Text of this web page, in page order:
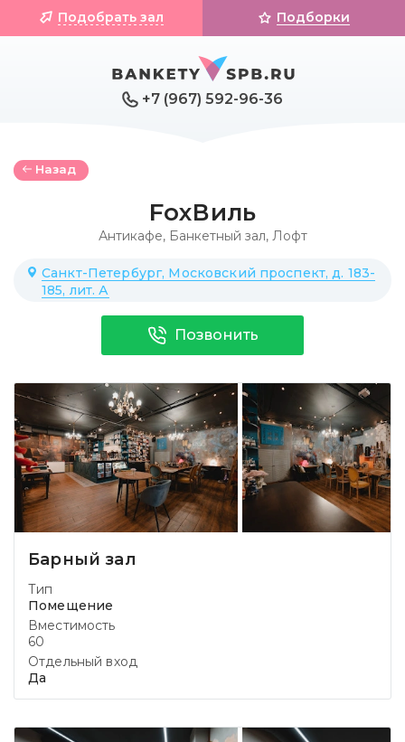
+7 (967) 592-96-36
Подобрать зал Подборки
Назад
FoxВиль
Антикафе, Банкетный зал, Лофт
Санкт-Петербург, Московский проспект, д. 183-
185, лит. А
Позвонить
Барный зал
Тип
Помещение
Вместимость
60
Отдельный вход
Да